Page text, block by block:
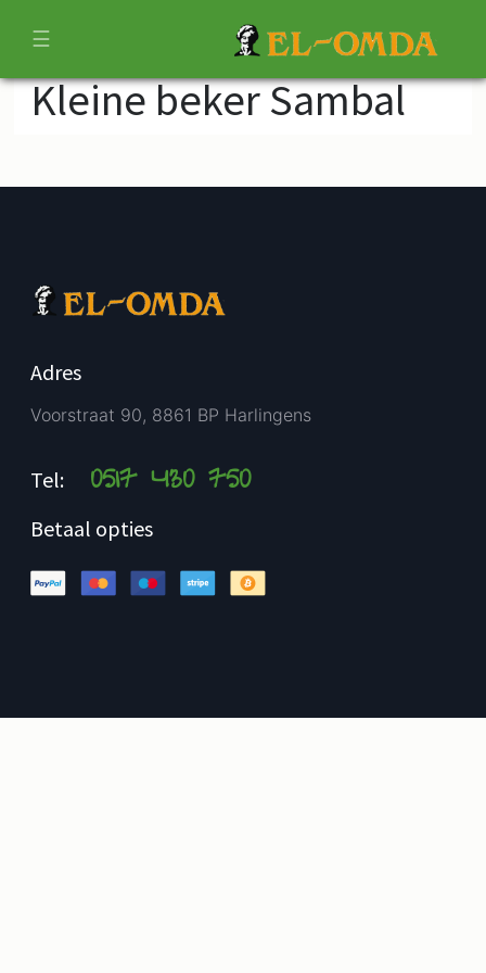
☰
Kleine beker Sambal
Adres
Voorstraat 90, 8861 BP Harlingens
Tel: 0517 430 750
Betaal opties